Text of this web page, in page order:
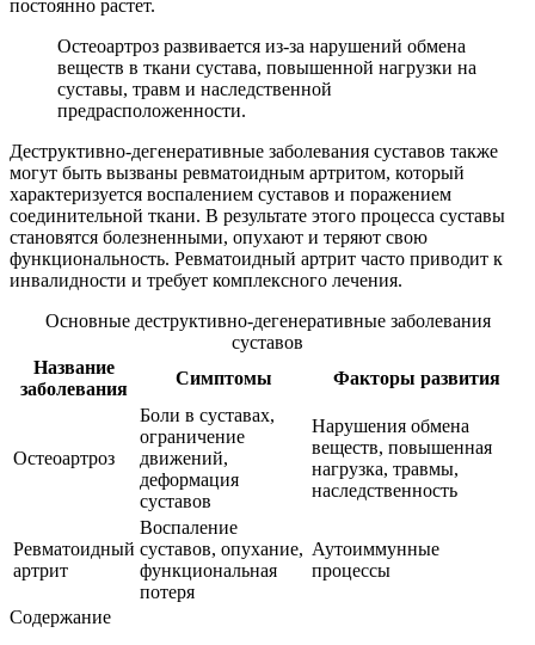
постоянно растет.
Остеоартроз развивается из-за нарушений обмена
веществ в ткани сустава, повышенной нагрузки на
суставы, травм и наследственной
предрасположенности.
Деструктивно-дегенеративные заболевания суставов также
могут быть вызваны ревматоидным артритом, который
характеризуется воспалением суставов и поражением
соединительной ткани. В результате этого процесса суставы
становятся болезненными, опухают и теряют свою
функциональность. Ревматоидный артрит часто приводит к
инвалидности и требует комплексного лечения.
Основные деструктивно-дегенеративные заболевания
суставов
Название
заболевания
Симптомы Факторы развития
Остеоартроз
Боли в суставах,
ограничение
движений,
деформация
суставов
Нарушения обмена
веществ, повышенная
нагрузка, травмы,
наследственность
Ревматоидный
артрит
Воспаление
суставов, опухание,
функциональная
потеря
Аутоиммунные
процессы
Содержание